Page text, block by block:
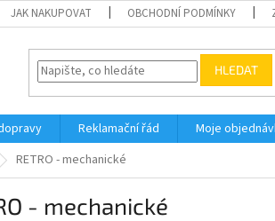
JAK NAKUPOVAT OBCHODNÍ PODMÍNKY
HLEDAT
Reklamační řád Moje
RETRO - mechanické
- mechanické